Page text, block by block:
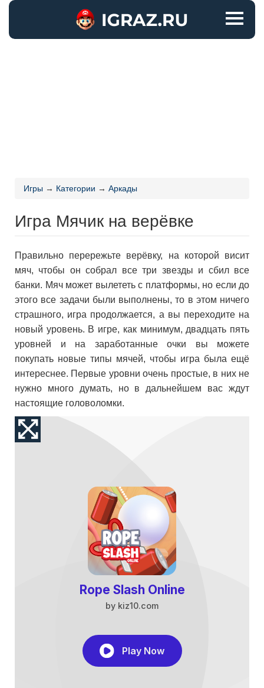
Игры → Категории → Аркады
Игра Мячик на верёвке
Правильно перережьте верёвку, на которой висит
мяч, чтобы он собрал все три звезды и сбил все
банки. Мяч может вылететь с платформы, но если до
этого все задачи были выполнены, то в этом ничего
страшного, игра продолжается, а вы переходите на
новый уровень. В игре, как минимум, двадцать пять
уровней и на заработанные очки вы можете
покупать новые типы мячей, чтобы игра была ещё
интереснее. Первые уровни очень простые, в них не
нужно много думать, но в дальнейшем вас ждут
настоящие головоломки.